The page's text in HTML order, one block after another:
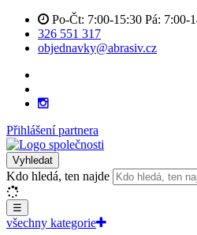
Po-Čt: 7:00-15:30 Pá: 7:00-
326 551 317
objednavky@abrasiv.cz
Přihlášení partnera
Vyhledat
Kdo hledá, ten najde
☰
všechny kategorie